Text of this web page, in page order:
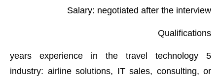
المرحلة الابتدائية
المرحلة الاعدادية
كتب مدرسية
Salary: negotiated after the interview
Qualifications
5 years experience in the travel technology
industry: airline solutions, IT sales, consulting, or